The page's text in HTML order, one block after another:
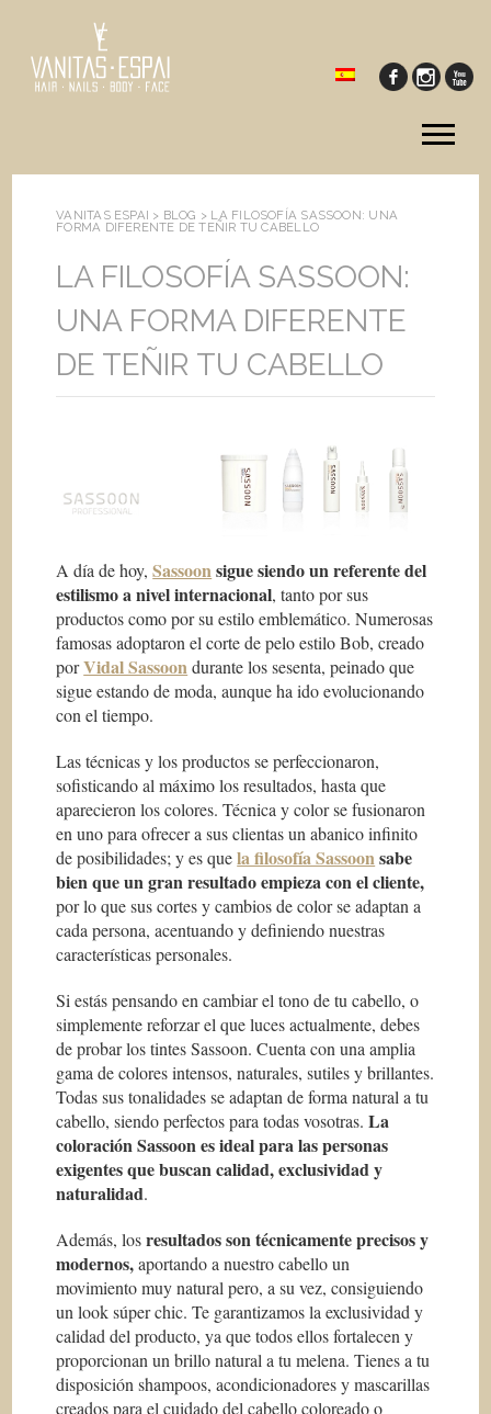
VANITAS ESPAI > BLOG > LA FILOSOFÍA SASSOON: UNA
FORMA DIFERENTE DE TEÑIR TU CABELLO
LA FILOSOFÍA SASSOON:
UNA FORMA DIFERENTE
DE TEÑIR TU CABELLO
A día de hoy,Sassoon sigue siendo un referente del
estilismo a nivel internacional, tanto por sus
productos como por su estilo emblemático. Numerosas
famosas adoptaron el corte de pelo estilo Bob, creado
porVidal Sassoon durante los sesenta, peinado que
sigue estando de moda, aunque ha ido evolucionando
con el tiempo.
Las técnicas y los productos se perfeccionaron,
sofisticando al máximo los resultados, hasta que
aparecieron los colores. Técnica y color se fusionaron
en uno para ofrecer a sus clientas un abanico infinito
de posibilidades; y es quela filosofía Sassoon sabe
bien que un gran resultado empieza con el cliente,
por lo que sus cortes y cambios de color se adaptan a
cada persona, acentuando y definiendo nuestras
características personales.
Si estás pensando en cambiar el tono de tu cabello, o
simplemente reforzar el que luces actualmente, debes
de probar los tintes Sassoon. Cuenta con una amplia
gama de colores intensos, naturales, sutiles y brillantes.
Todas sus tonalidades se adaptan de forma natural a tu
cabello, siendo perfectos para todas vosotras.La
coloración Sassoon es ideal para las personas
exigentes que buscan calidad, exclusividad y
naturalidad.
Además, losresultados son técnicamente precisos y
modernos,aportando a nuestro cabello un
movimiento muy natural pero, a su vez, consiguiendo
un look súper chic. Te garantizamos la exclusividad y
calidad del producto, ya que todos ellos fortalecen y
proporcionan un brillo natural a tu melena. Tienes a tu
disposición shampoos, acondicionadores y mascarillas
creados para el cuidado del cabello coloreado o